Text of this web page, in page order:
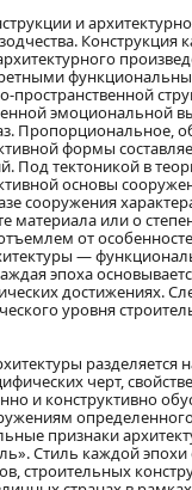
и
Конструкция
пространственной
эмоциональной
Пропорциональное,
формы
Под тектоникой в
основы
сооружения
материала или о
от
—
эпоха
достижениях.
уровня
черт,
и конструктивно
признаки
Стиль каждой
строительных